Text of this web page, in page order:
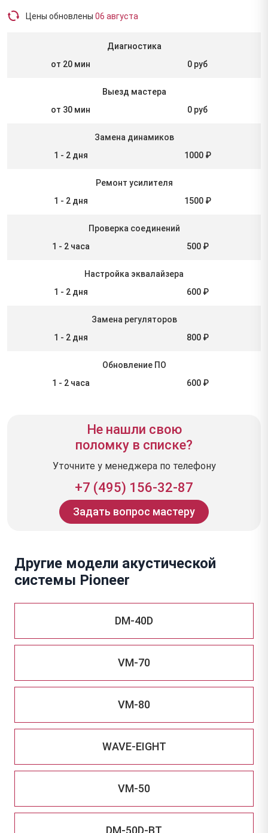
Цены обновлены 06 августа
Диагностика
от 20 мин
0 руб
Выезд мастера
от 30 мин
0 руб
Замена динамиков
1 - 2 дня
1000 ₽
Ремонт усилителя
1 - 2 дня
1500 ₽
Проверка соединений
1 - 2 часа
500 ₽
Настройка эквалайзера
1 - 2 дня
600 ₽
Замена регуляторов
1 - 2 дня
800 ₽
Обновление ПО
1 - 2 часа
600 ₽
Не нашли свою
поломку в списке?
Уточните у менеджера по телефону
+7 (495) 156-32-87
Задать вопрос мастеру
Другие модели акустической
системы Pioneer
DM-40D
VM-70
VM-80
WAVE-EIGHT
VM-50
DM-50D-BT